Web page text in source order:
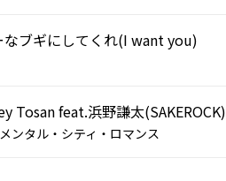
なブギにしてくれ(I want you)
Tosan feat.浜野謙太(SAKEROCK)
ンタル・シティ・ロマンス